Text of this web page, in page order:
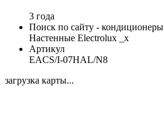
3 года
Поиск по сайту - кондиционеры
Настенные Electrolux _x
Артикул
EACS/I-07HAL/N8
загрузка карты...